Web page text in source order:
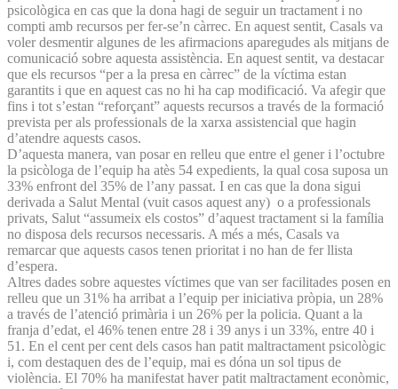
psicològica en cas que la dona hagi de seguir un tractament i no
compti amb recursos per fer-se’n càrrec. En aquest sentit, Casals va
voler desmentir algunes de les afirmacions aparegudes als mitjans de
comunicació sobre aquesta assistència. En aquest sentit, va destacar
que els recursos “per a la presa en càrrec” de la víctima estan
garantits i que en aquest cas no hi ha cap modificació. Va afegir que
fins i tot s’estan “reforçant” aquests recursos a través de la formació
prevista per als professionals de la xarxa assistencial que hagin
d’atendre aquests casos.
D’aquesta manera, van posar en relleu que entre el gener i l’octubre
la psicòloga de l’equip ha atès 54 expedients, la qual cosa suposa un
33% enfront del 35% de l’any passat. I en cas que la dona sigui
derivada a Salut Mental (vuit casos aquest any) o a professionals
privats, Salut “assumeix els costos” d’aquest tractament si la família
no disposa dels recursos necessaris. A més a més, Casals va
remarcar que aquests casos tenen prioritat i no han de fer llista
d’espera.
Altres dades sobre aquestes víctimes que van ser facilitades posen en
relleu que un 31% ha arribat a l’equip per iniciativa pròpia, un 28%
a través de l’atenció primària i un 26% per la policia. Quant a la
franja d’edat, el 46% tenen entre 28 i 39 anys i un 33%, entre 40 i
51. En el cent per cent dels casos han patit maltractament psicològic
i, com destaquen des de l’equip, mai es dóna un sol tipus de
violència. El 70% ha manifestat haver patit maltractament econòmic,